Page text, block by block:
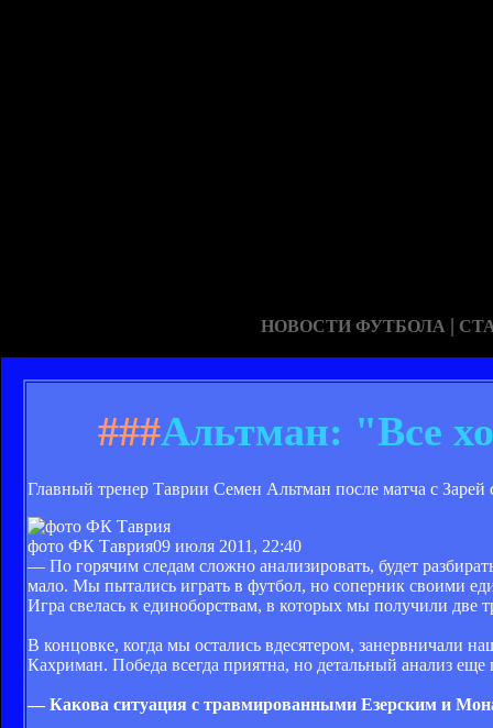
НОВОСТИ ФУТБОЛА |
###Альтман: "Все
Главный тренер Таврии Семен Альтман после матча с Зарей
фото ФК Таврия09 июля 2011, 22:40
— По горячим следам сложно анализировать, будет
мало. Мы пытались играть в футбол, но соперник своими
Игра свелась к единоборствам, в которых мы получили
В концовке, когда мы остались вдесятером, занервничали
Кахриман. Победа всегда приятна, но детальный анализ еще
— Какова ситуация с травмированными Езерским и